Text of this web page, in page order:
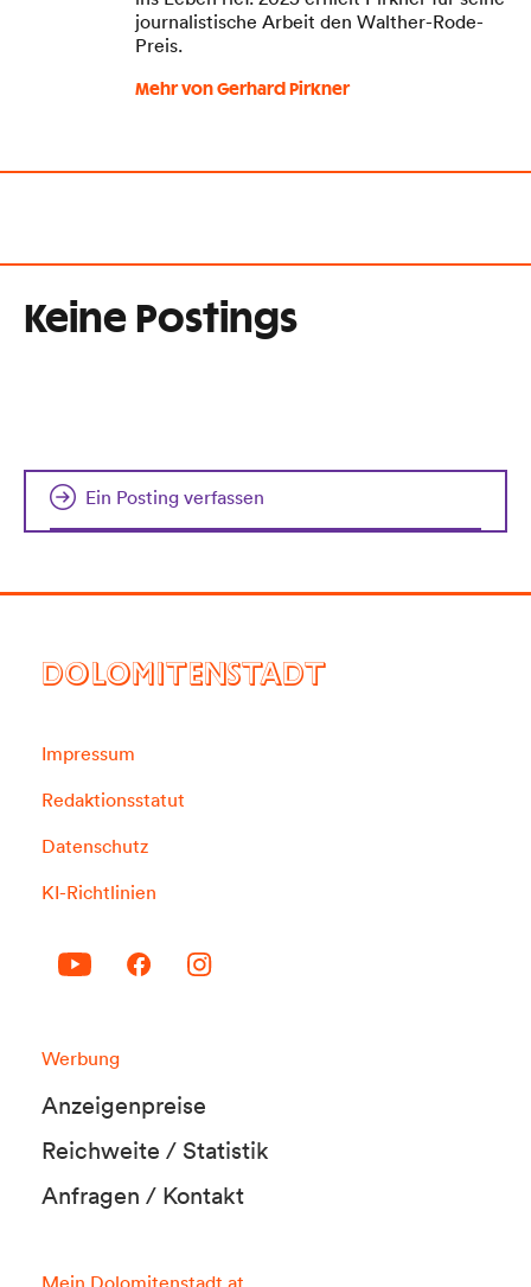
journalistische Arbeit den Walther-Rode-
Preis.
Mehr von Gerhard Pirkner
Keine Postings
Ein Posting verfassen
DOLOMITENSTADT
Impressum
Redaktionsstatut
Datenschutz
KI-Richtlinien
Werbung
Anzeigenpreise
Reichweite / Statistik
Anfragen / Kontakt
Mein Dolomitenstadt.at